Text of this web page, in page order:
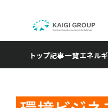
トップ記事一覧エネル